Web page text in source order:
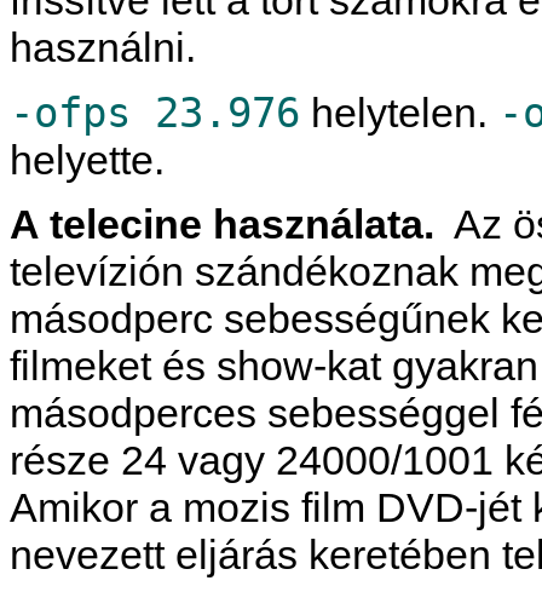
használni.
-ofps 23.976 helytelen. -
helyette.
A telecine használata. Az
televízión szándékoznak
másodperc sebességűnek
filmeket és show-kat
másodperces sebességgel
része 24 vagy 24000/1001
Amikor a mozis film DVD-
nevezett eljárás keretében